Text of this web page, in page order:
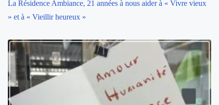
La Résidence Ambiance, 21 années à nous aider à « Vivre vieux
» et à « Vieillir heureux »